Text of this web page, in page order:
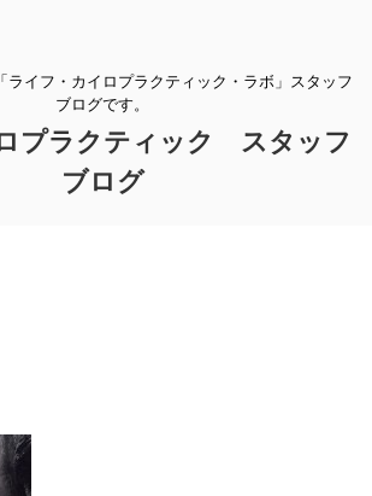
ライフ・カイロプラクティック・ラボ」スタッフ
ブログです。
プラクティック スタッフ
ブログ